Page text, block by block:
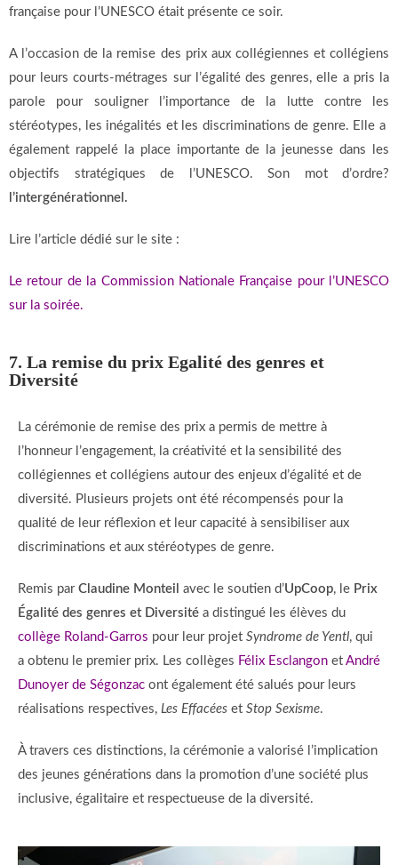
française pour l’UNESCO était présente ce soir.
A l’occasion de la remise des prix aux collégiennes et collégiens
pour leurs courts-métrages sur l’égalité des genres, elle a pris la
parole pour souligner l’importance de la lutte contre les
stéréotypes, les inégalités et les discriminations de genre. Elle a
également rappelé la place importante de la jeunesse dans les
objectifs stratégiques de l’UNESCO. Son mot d’ordre?
l’intergénérationnel.
Lire l’article dédié sur le site :
Le retour de la Commission Nationale Française pour l’UNESCO
sur la soirée.
7. La remise du prix Egalité des genres et
Diversité
La cérémonie de remise des prix a permis de mettre à
l’honneur l’engagement, la créativité et la sensibilité des
collégiennes et collégiens autour des enjeux d’égalité et de
diversité. Plusieurs projets ont été récompensés pour la
qualité de leur réflexion et leur capacité à sensibiliser aux
discriminations et aux stéréotypes de genre.
Remis par Claudine Monteil avec le soutien d’UpCoop, le Prix
Égalité des genres et Diversité a distingué les élèves du
collège Roland-Garros pour leur projet Syndrome de Yentl, qui
a obtenu le premier prix. Les collèges Félix Esclangon et André
Dunoyer de Ségonzac ont également été salués pour leurs
réalisations respectives, Les Effacées et Stop Sexisme.
À travers ces distinctions, la cérémonie a valorisé l’implication
des jeunes générations dans la promotion d’une société plus
inclusive, égalitaire et respectueuse de la diversité.